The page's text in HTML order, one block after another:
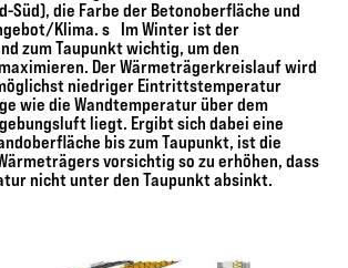
Süd), die Farbe der Betonoberfläche und
Klima. s Im Winter ist der
zum Taupunkt wichtig, um den
Der Wärmeträgerkreislauf wird
niedriger Eintrittstemperatur
wie die Wandtemperatur über dem
liegt. Ergibt sich dabei eine
bis zum Taupunkt, ist die
vorsichtig so zu erhöhen, dass
nicht unter den Taupunkt absinkt.